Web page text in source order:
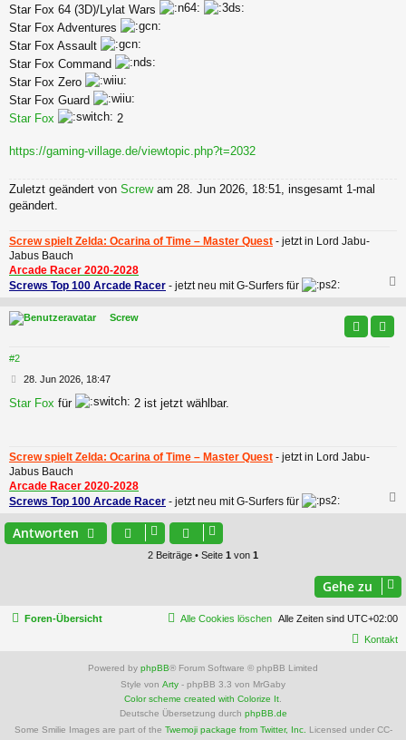
Star Fox 64 (3D)/Lylat Wars
Star Fox Adventures
Star Fox Assault
Star Fox Command
Star Fox Zero
Star Fox Guard
Star Fox
2
https://gaming-village.de/viewtopic.php?t=2032
Zuletzt geändert von Screwam 28. Jun 2026, 18:51, insgesamt 1-mal
geändert.
Screw spielt Zelda: Ocarina of Time – Master Quest - jetzt in Lord Jabu-
Jabus Bauch
Arcade Racer 2020-2028
Screws Top 100 Arcade Racer - jetzt neu mit G-Surfers für
Screw
#2
B
i
g
28. Jun 2026, 18:47
Star Fox für 2 ist jetzt wählbar.
Screw spielt Zelda: Ocarina of Time – Master Quest - jetzt in Lord Jabu-
Jabus Bauch
Arcade Racer 2020-2028
Screws Top 100 Arcade Racer - jetzt neu mit G-Surfers für
n
Antworten
2 Beiträge • Seite 1 von 1
Gehe zu
Foren-Übersicht Alle Zeiten sind UTC+02:00
Alle Cookies löschen
Kontakt
Powered by phpBB® Forum Software © phpBB Limited
Style von Arty - phpBB 3.3 von MrGaby
Color scheme created with Colorize It
Deutsche Übersetzung durch phpBB.de
Some Smilie Images are part of the Twemoji package from Twitter, Inc. Licensed under CC-